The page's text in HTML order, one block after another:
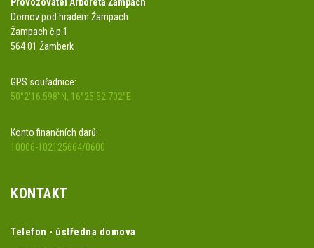
Provozovatel Arboreta Žampach
Domov pod hradem Žampach
Žampach č.p.1
564 01 Žamberk
GPS souřadnice:
50°2'16.598"N, 16°25'52.702"E
Konto finančních darů:
10006-102125664/0600
KONTAKT
Telefon - ústředna domova